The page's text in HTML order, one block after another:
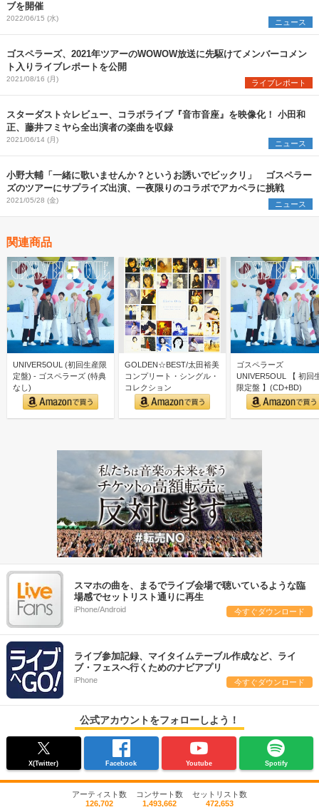
ブを開催
2022/06/15 (水) ニュース
ゴスペラーズ、2021年ツアーのWOWOW放送に先駆けてメンバーコメン
ト入りライブレポートを公開
2021/08/16 (月) ライブレポート
スターダスト☆レビュー、コラボライブ『音市音座』を映像化！ 小田和
正、藤井フミヤら全出演者の楽曲を収録
2021/06/14 (月) ニュース
小野大輔「一緒に歌いませんか？というお誘いでビックリ」 ゴスペラー
ズのツアーにサプライズ出演、一夜限りのコラボでアカペラに挑戦
2021/05/28 (金) ニュース
関連商品
UNIVER5OUL (初回生産限
定盤) - ゴスペラーズ (特典
なし)
GOLDEN☆BEST/太田裕美
コンプリート・シングル・
コレクション
ゴスペラーズ
UNIVER5OUL 【 初回
限定盤 】(CD+BD)
スマホの曲を、まるでライブ会場で聴いているような臨
場感でセットリスト通りに再生
iPhone/Android 今すぐダウンロード
ライブ参加記録、マイタイムテーブル作成など、ライ
ブ・フェスへ行くためのナビアプリ
iPhone 今すぐダウンロード
公式アカウントをフォローしよう！
X(Twitter) Facebook Youtube Spotify
アーティスト数
126,702
コンサート数
1,493,662
セットリスト数
472,653